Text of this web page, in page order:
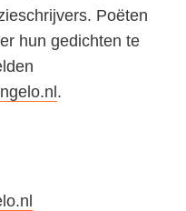
Poëten
hun gedichten te
.